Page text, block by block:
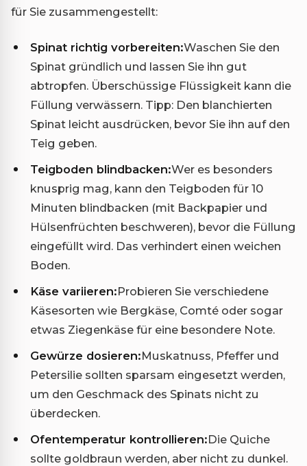
für Sie zusammengestellt:
Spinat richtig vorbereiten:Waschen Sie den
Spinat gründlich und lassen Sie ihn gut
abtropfen. Überschüssige Flüssigkeit kann die
Füllung verwässern. Tipp: Den blanchierten
Spinat leicht ausdrücken, bevor Sie ihn auf den
Teig geben.
Teigboden blindbacken:Wer es besonders
knusprig mag, kann den Teigboden für 10
Minuten blindbacken (mit Backpapier und
Hülsenfrüchten beschweren), bevor die Füllung
eingefüllt wird. Das verhindert einen weichen
Boden.
Käse variieren:Probieren Sie verschiedene
Käsesorten wie Bergkäse, Comté oder sogar
etwas Ziegenkäse für eine besondere Note.
Gewürze dosieren:Muskatnuss, Pfeffer und
Petersilie sollten sparsam eingesetzt werden,
um den Geschmack des Spinats nicht zu
überdecken.
Ofentemperatur kontrollieren:Die Quiche
sollte goldbraun werden, aber nicht zu dunkel.